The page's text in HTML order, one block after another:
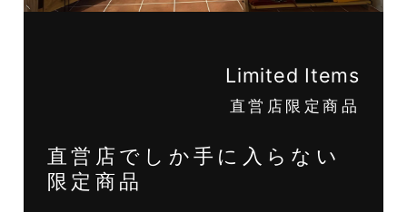
Limited Items
直営店限定商品
直営店でしか手に入らない
限定商品